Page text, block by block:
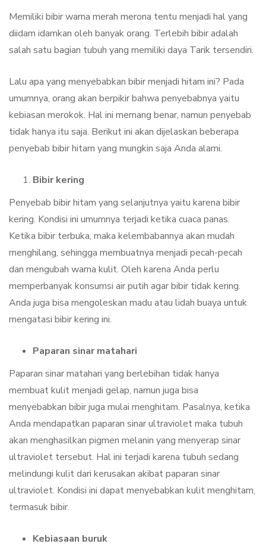
Memiliki bibir warna merah merona tentu menjadi hal yang
diidam idamkan oleh banyak orang. Terlebih bibir adalah
salah satu bagian tubuh yang memiliki daya Tarik tersendiri.
Lalu apa yang menyebabkan bibir menjadi hitam ini? Pada
umumnya, orang akan berpikir bahwa penyebabnya yaitu
kebiasan merokok. Hal ini memang benar, namun penyebab
tidak hanya itu saja. Berikut ini akan dijelaskan beberapa
penyebab bibir hitam yang mungkin saja Anda alami.
Bibir kering
Penyebab bibir hitam yang selanjutnya yaitu karena bibir
kering. Kondisi ini umumnya terjadi ketika cuaca panas.
Ketika bibir terbuka, maka kelembabannya akan mudah
menghilang, sehingga membuatnya menjadi pecah-pecah
dan mengubah warna kulit. Oleh karena Anda perlu
memperbanyak konsumsi air putih agar bibir tidak kering.
Anda juga bisa mengoleskan madu atau lidah buaya untuk
mengatasi bibir kering ini.
Paparan sinar matahari
Paparan sinar matahari yang berlebihan tidak hanya
membuat kulit menjadi gelap, namun juga bisa
menyebabkan bibir juga mulai menghitam. Pasalnya, ketika
Anda mendapatkan paparan sinar ultraviolet maka tubuh
akan menghasilkan pigmen melanin yang menyerap sinar
ultraviolet tersebut. Hal ini terjadi karena tubuh sedang
melindungi kulit dari kerusakan akibat paparan sinar
ultraviolet. Kondisi ini dapat menyebabkan kulit menghitam,
termasuk bibir.
Kebiasaan buruk